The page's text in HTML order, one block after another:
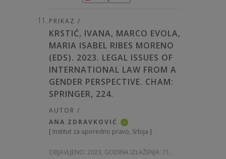
PRIKAZ /
KRSTIĆ, IVANA, MARCO EVOLA,
MARIA ISABEL RIBES MORENO
(EDS). 2023. LEGAL ISSUES OF
INTERNATIONAL LAW FROM A
GENDER PERSPECTIVE. CHAM:
SPRINGER, 224.
AUTOR /
ANA ZDRAVKOVIĆ
iD
[ Institut za uporedno pravo, Srbija ]
OBJAVLJENO: 2023, GODINA IZLAŽENJA: 71 ,